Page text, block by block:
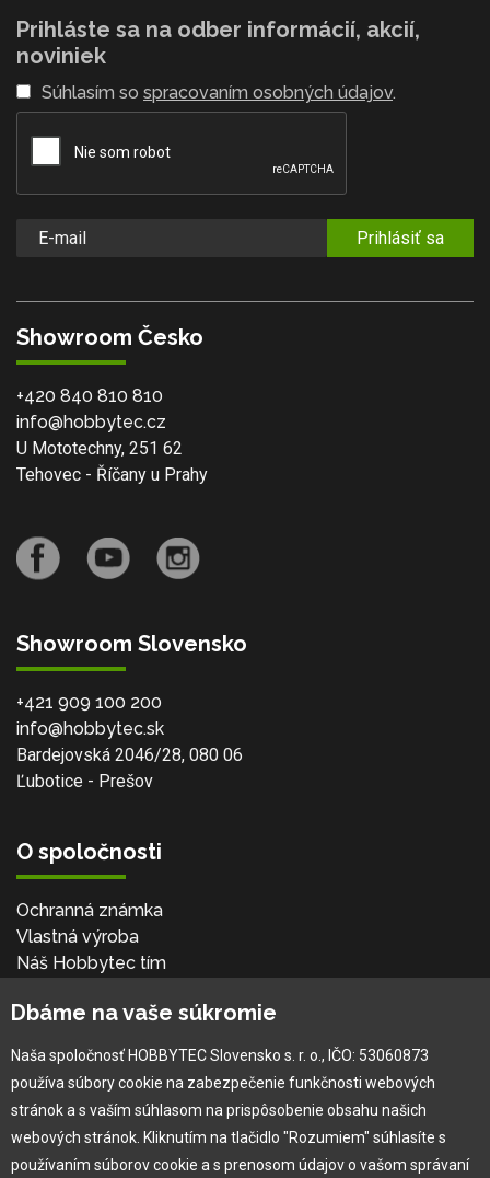
Prihláste sa na odber informácií, akcií,
noviniek
Súhlasím so spracovaním osobných údajov.
Prihlásiť sa
Showroom Česko
+420 840 810 810
info@hobbytec.cz
U Mototechny, 251 62
Tehovec - Říčany u Prahy
Showroom Slovensko
+421 909 100 200
info@hobbytec.sk
Bardejovská 2046/28, 080 06
Ľubotice - Prešov
O spoločnosti
Ochranná známka
Vlastná výroba
Náš Hobbytec tím
Naša história
Pre zákazníka
Garancia najlepšej ceny
Dbáme na vaše súkromie
Naša spoločnosť HOBBYTEC Slovensko s. r. o., IČO: 53060873
používa súbory cookie na zabezpečenie funkčnosti webových
stránok a s vaším súhlasom na prispôsobenie obsahu našich
webových stránok. Kliknutím na tlačidlo "Rozumiem" súhlasíte s
používaním súborov cookie a s prenosom údajov o vašom správaní